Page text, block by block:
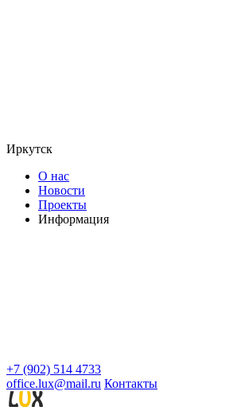
Иркутск
О нас
Новости
Проекты
Информация
+7 (902) 514 4733
office.lux@mail.ru Контакты